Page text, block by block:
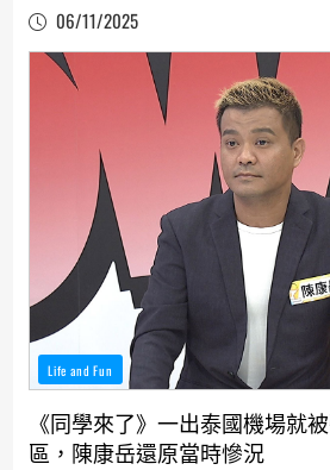
06/11/2025
Life and Fun
《同學來了》一出泰國機場就
區，陳康岳還原當時慘況